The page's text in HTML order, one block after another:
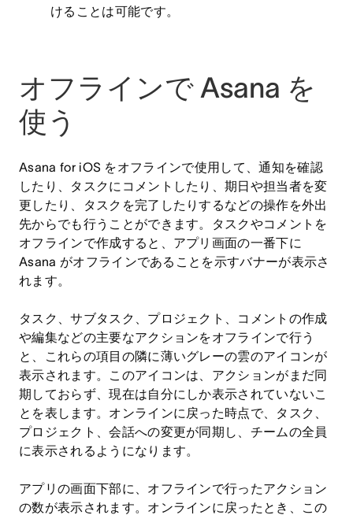
けることは可能です。
オフラインで Asana を
使う
Asana for iOS をオフラインで使用して、通知を確認
したり、タスクにコメントしたり、期日や担当者を変
更したり、タスクを完了したりするなどの操作を外出
先からでも行うことができます。タスクやコメントを
オフラインで作成すると、アプリ画面の一番下に
Asana がオフラインであることを示すバナーが表示さ
れます。
タスク、サブタスク、プロジェクト、コメントの作成
や編集などの主要なアクションをオフラインで行う
と、これらの項目の隣に薄いグレーの雲のアイコンが
表示されます。このアイコンは、アクションがまだ同
期しておらず、現在は自分にしか表示されていないこ
とを表します。オンラインに戻った時点で、タスク、
プロジェクト、会話への変更が同期し、チームの全員
に表示されるようになります。
アプリの画面下部に、オフラインで行ったアクション
の数が表示されます。オンラインに戻ったとき、この